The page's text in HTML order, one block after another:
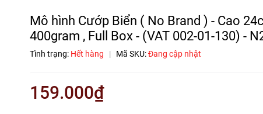
Mô hình Cướp Biển ( No Brand ) - Cao
400gram , Full Box - (VAT 002-01-130) -
Tình trạng: Hết hàng | Mã SKU:Đang cập nhật
159.000₫